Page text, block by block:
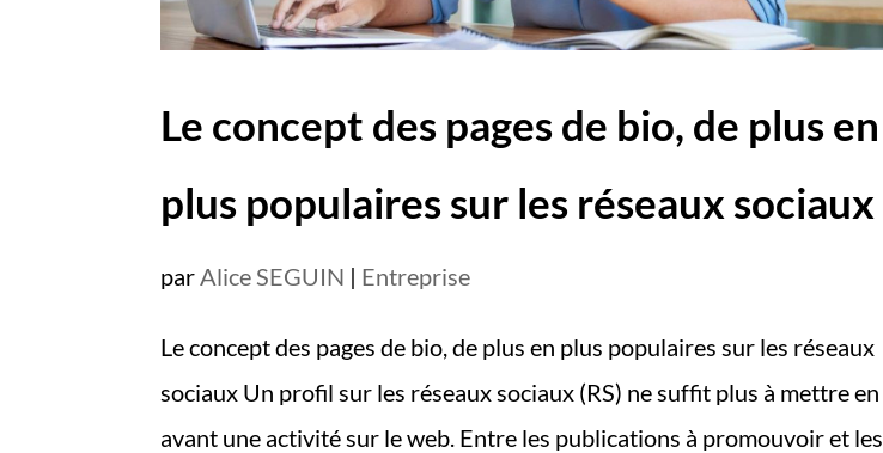
Le concept des pages de bio, de plus en
plus populaires sur les réseaux sociaux
par Alice SEGUIN | Entreprise
Le concept des pages de bio, de plus en plus populaires sur les réseaux
sociaux Un profil sur les réseaux sociaux (RS) ne suffit plus à mettre en
avant une activité sur le web. Entre les publications à promouvoir et les